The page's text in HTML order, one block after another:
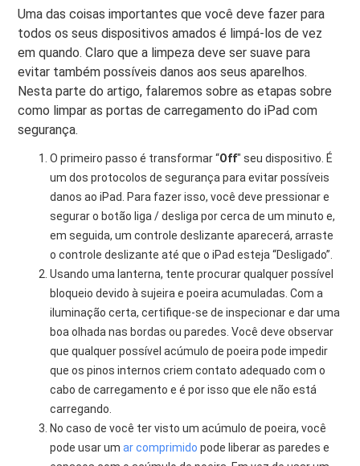
Uma das coisas importantes que você deve fazer para
todos os seus dispositivos amados é limpá-los de vez
em quando. Claro que a limpeza deve ser suave para
evitar também possíveis danos aos seus aparelhos.
Nesta parte do artigo, falaremos sobre as etapas sobre
como limpar as portas de carregamento do iPad com
segurança.
O primeiro passo é transformar “Off" seu dispositivo. É
um dos protocolos de segurança para evitar possíveis
danos ao iPad. Para fazer isso, você deve pressionar e
segurar o botão liga / desliga por cerca de um minuto e,
em seguida, um controle deslizante aparecerá, arraste
o controle deslizante até que o iPad esteja “Desligado”.
Usando uma lanterna, tente procurar qualquer possível
bloqueio devido à sujeira e poeira acumuladas. Com a
iluminação certa, certifique-se de inspecionar e dar uma
boa olhada nas bordas ou paredes. Você deve observar
que qualquer possível acúmulo de poeira pode impedir
que os pinos internos criem contato adequado com o
cabo de carregamento e é por isso que ele não está
carregando.
No caso de você ter visto um acúmulo de poeira, você
pode usar umar comprimido pode liberar as paredes e